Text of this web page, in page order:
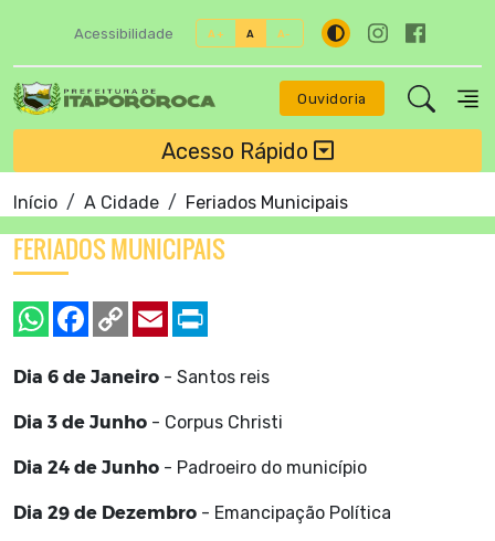
Acessibilidade A+ A A-
Ouvidoria
Acesso Rápido
Início A Cidade Feriados Municipais
FERIADOS MUNICIPAIS
Dia 6 de Janeiro - Santos reis
Dia 3 de Junho - Corpus Christi
Dia 24 de Junho - Padroeiro do município
Dia 29 de Dezembro - Emancipação Política